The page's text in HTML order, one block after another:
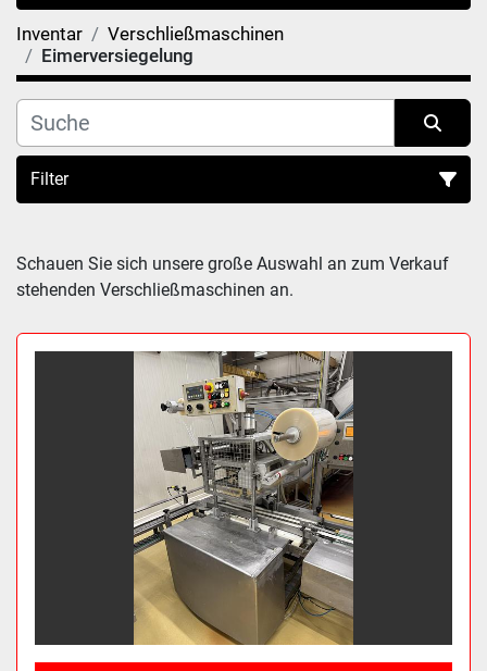
Inventar
Verschließmaschinen
Eimerversiegelung
Filter
Schauen Sie sich unsere große Auswahl an zum Verkauf
stehenden Verschließmaschinen an.